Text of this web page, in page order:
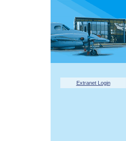
Extranet Login